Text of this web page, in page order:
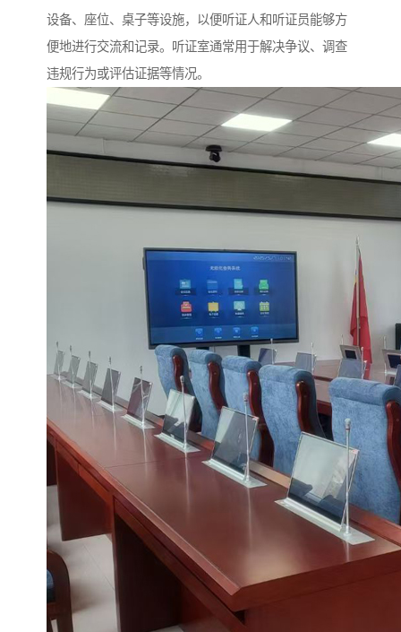
设备、座位、桌子等设施，以便听证人和听证员能够方
便地进行交流和记录。听证室通常用于解决争议、调查
违规行为或评估证据等情况。